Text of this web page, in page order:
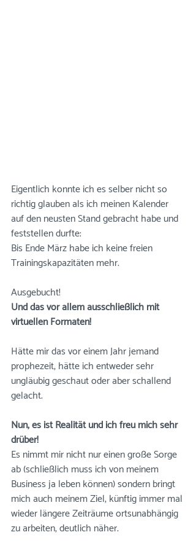
Eigentlich konnte ich es selber nicht so
richtig glauben als ich meinen Kalender
auf den neusten Stand gebracht habe und
feststellen durfte:
Bis Ende März habe ich keine freien
Trainingskapazitäten mehr.
Ausgebucht!
Und das vor allem ausschließlich mit
virtuellen Formaten!
Hätte mir das vor einem Jahr jemand
prophezeit, hätte ich entweder sehr
ungläubig geschaut oder aber schallend
gelacht.
Nun, es ist Realität und ich freu mich sehr
drüber!
Es nimmt mir nicht nur einen große Sorge
ab (schließlich muss ich von meinem
Business ja leben können) sondern bringt
mich auch meinem Ziel, künftig immer mal
wieder längere Zeiträume ortsunabhängig
zu arbeiten, deutlich näher.